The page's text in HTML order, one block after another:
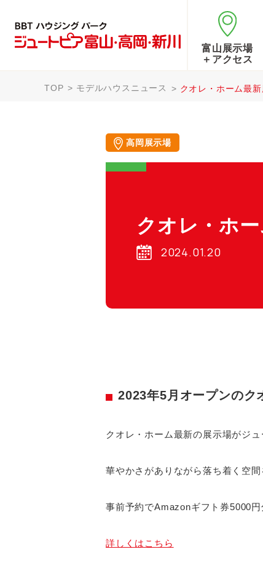
富山展示場
＋アクセス
TOP モデルハウスニュース クオレ・ホーム最
高岡展示場
クオレ・ホ
2024.01.20
2023年5月オープンのク
クオレ・ホーム最新の展示場がジ
華やかさがありながら落ち着く空
事前予約でAmazonギフト券5000円
詳しくはこちら